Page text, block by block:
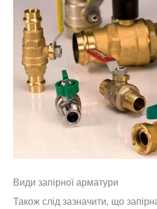
Види запірної арматури
Також слід зазначити, що